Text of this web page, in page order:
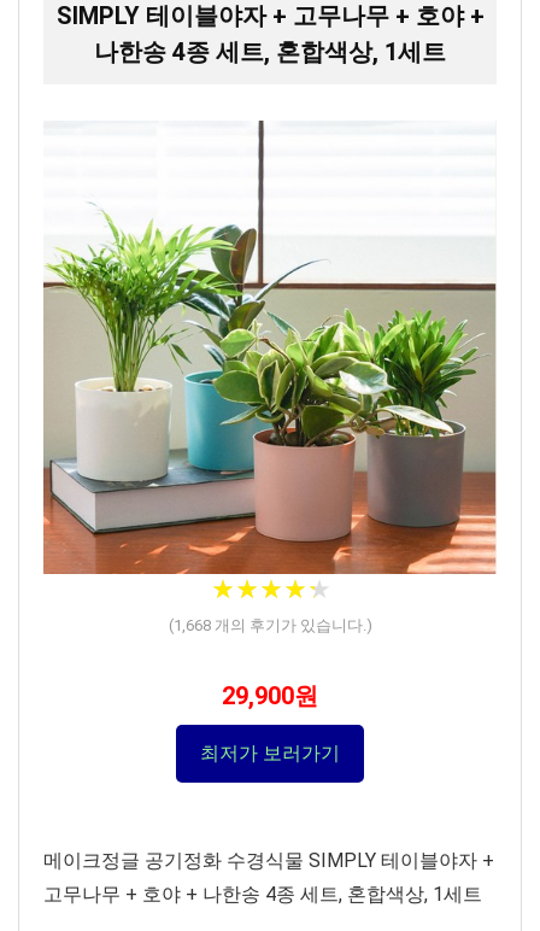
SIMPLY 테이블야자 + 고무나무 + 호야 +
나한송 4종 세트, 혼합색상, 1세트
★★★★★
★★★★★
(1,668개의 후기가 있습니다.)
29,900원
최저가 보러가기
메이크정글 공기정화 수경식물 SIMPLY 테이블야자 +
고무나무 + 호야 + 나한송 4종 세트, 혼합색상, 1세트